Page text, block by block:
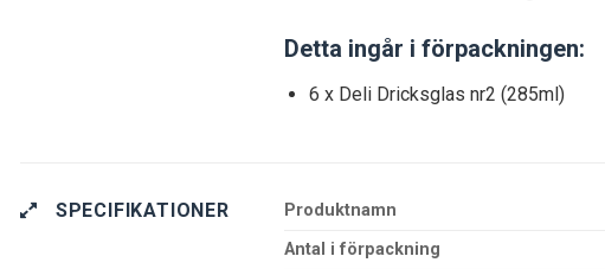
Detta ingår i förpackningen:
6 x Deli Dricksglas nr2 (285ml)
Antal i förpackning
Volym